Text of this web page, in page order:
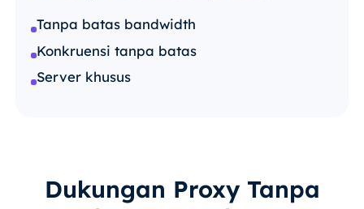
Tanpa batas bandwidth
Konkruensi tanpa batas
Server khusus
Dukungan Proxy Tanpa